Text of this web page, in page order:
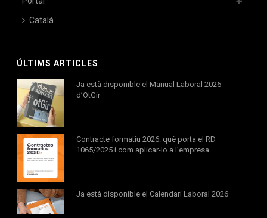
Català
ÚLTIMS ARTICLES
Ja està disponible el Manual Laboral 2026
d’OtGir
Contracte formatiu 2026: què porta el RD
1065/2025 i com aplicar-lo a l’empresa
Ja està disponible el Calendari Laboral 2026